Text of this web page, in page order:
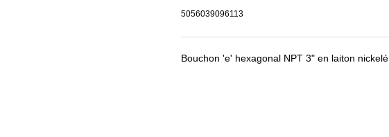
5056039096113
Bouchon 'e' hexagonal NPT 3" en laiton nickelé